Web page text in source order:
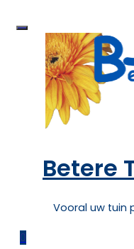
content
Betere
Vooral uw tuin
0